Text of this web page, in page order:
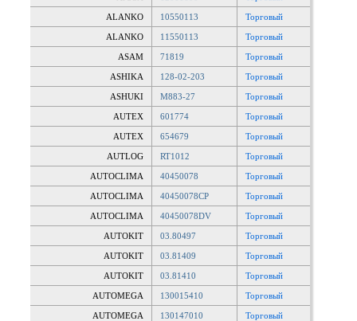
ALANKO 10550113 Торговый
ALANKO 11550113 Торговый
ASAM 71819 Торговый
ASHIKA 128-02-203 Торговый
ASHUKI M883-27 Торговый
AUTEX 601774 Торговый
AUTEX 654679 Торговый
AUTLOG RT1012 Торговый
AUTOCLIMA 40450078 Торговый
AUTOCLIMA 40450078CP Торговый
AUTOCLIMA 40450078DV Торговый
AUTOKIT 03.80497 Торговый
AUTOKIT 03.81409 Торговый
AUTOKIT 03.81410 Торговый
AUTOMEGA 130015410 Торговый
AUTOMEGA 130147010 Торговый